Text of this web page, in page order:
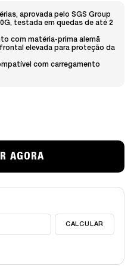
aprovada pelo SGS Group
testada em quedas de até 2
com matéria-prima alemã
elevada para proteção da
com carregamento